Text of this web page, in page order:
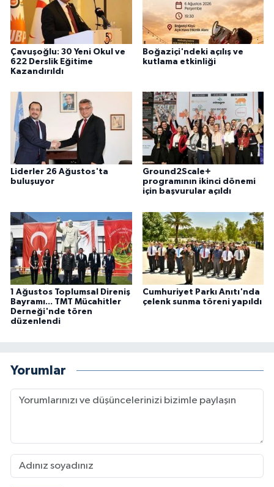
Çavuşoğlu: 30 Yeni Okul ve
622 Derslik Eğitime
Kazandırıldı
Boğaziçi'ndeki açılış ve
kutlama etkinliği
Liderler 26 Ağustos'ta
buluşuyor
Ground2Scale+
programının ikinci dönemi
için başvurular açıldı
1 Ağustos Toplumsal Direniş
Bayramı... TMT Mücahitler
Derneği'nde tören
düzenlendi
Cumhuriyet Parkı Anıtı'nda
çelenk sunma töreni yapıldı
Yorumlar